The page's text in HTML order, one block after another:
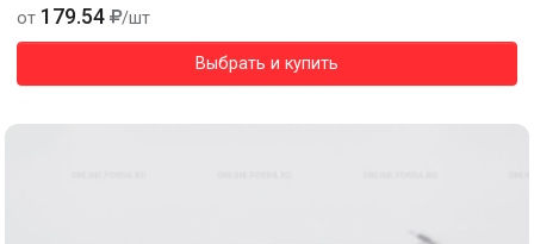
от 179.54 /шт
Выбрать и купить